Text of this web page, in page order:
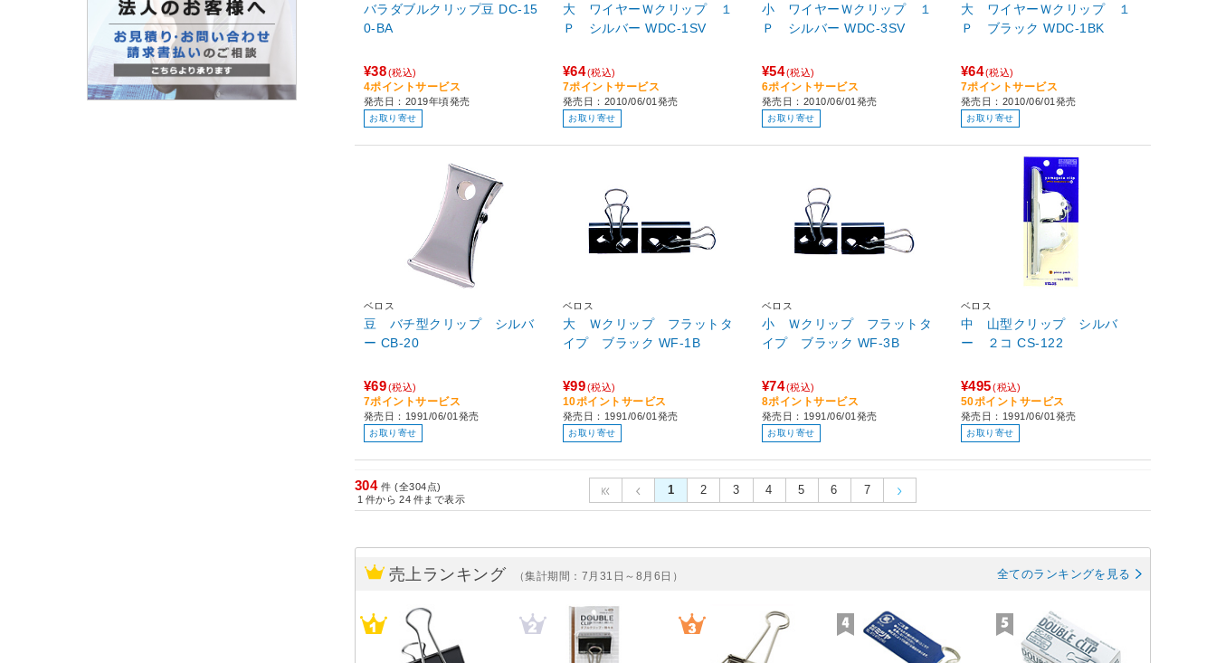
バラダブルクリップ豆 DC-15
0-BA
¥38(税込)
4ポイントサービス
発売日：2019年頃発売
お取り寄せ
大 ワイヤーＷクリップ １
Ｐ シルバー WDC-1SV
¥64(税込)
7ポイントサービス
発売日：2010/06/01発売
お取り寄せ
小 ワイヤーＷクリップ １
Ｐ シルバー WDC-3SV
¥54(税込)
6ポイントサービス
発売日：2010/06/01発売
お取り寄せ
大 ワイヤーＷクリップ １
Ｐ ブラック WDC-1BK
¥64(税込)
7ポイントサービス
発売日：2010/06/01発売
お取り寄せ
ベロス
豆 バチ型クリップ シルバ
ー CB-20
¥69(税込)
7ポイントサービス
発売日：1991/06/01発売
お取り寄せ
ベロス
大 Ｗクリップ フラットタ
イプ ブラック WF-1B
¥99(税込)
10ポイントサービス
発売日：1991/06/01発売
お取り寄せ
ベロス
小 Ｗクリップ フラットタ
イプ ブラック WF-3B
¥74(税込)
8ポイントサービス
発売日：1991/06/01発売
お取り寄せ
ベロス
中 山型クリップ シルバ
ー ２コ CS-122
¥495 (税込)
50ポイントサービス
発売日：1991/06/01発売
お取り寄せ
304 件 (全304点)
1 件から 24 件まで表示
1 2 3 4 5 6 7
売上ランキング （集計期間：7月31日～8月6日） 全てのランキングを見る